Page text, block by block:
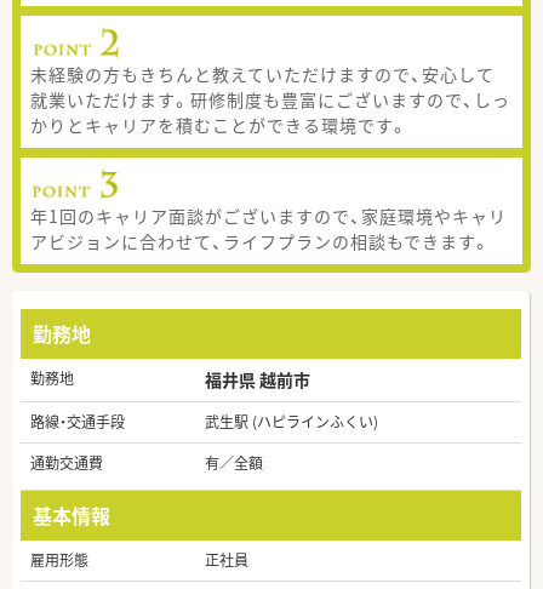
未経験の方もきちんと教えていただけますので、安心して
就業いただけます。研修制度も豊富にございますので、しっ
かりとキャリアを積むことができる環境です。
年1回のキャリア面談がございますので、家庭環境やキャリ
アビジョンに合わせて、ライフプランの相談もできます。
勤務地
勤務地 福井県 越前市
路線・交通手段
武生駅 (ハピラインふくい)
通勤交通費
有／全額
基本情報
雇用形態
正社員